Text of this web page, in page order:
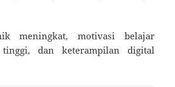
meningkat, motivasi belajar
dan keterampilan digital